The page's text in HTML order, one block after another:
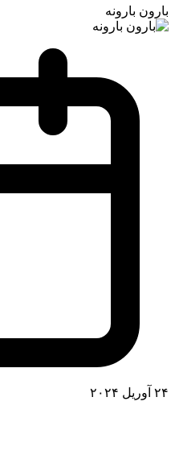
بارون بارونه
۲۴ آوریل ۲۰۲۴